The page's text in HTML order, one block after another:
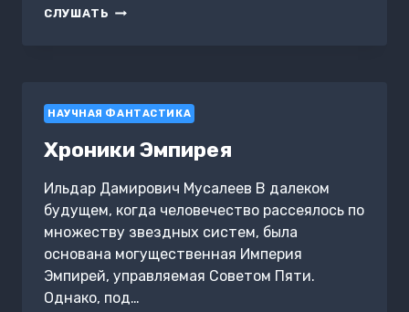
СЛУШАТЬ СТРАЖ
НАУЧНАЯ ФАНТАСТИКА
Хроники Эмпирея
Ильдар Дамирович Мусалеев В далеком
будущем, когда человечество рассеялось по
множеству звездных систем, была
основана могущественная Империя
Эмпирей, управляемая Советом Пяти.
Однако, под…